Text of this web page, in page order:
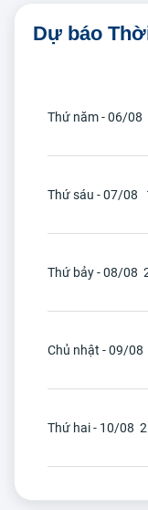
Dự báo
Thứ năm - 06/08
Thứ sáu - 07/08
Thứ bảy - 08/08
Chủ nhật - 09/08
Thứ hai - 10/08